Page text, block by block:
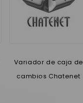
Variador de caja de
cambios Chatenet